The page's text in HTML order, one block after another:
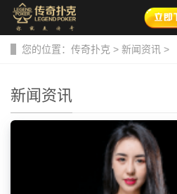
您的位置： 传奇扑克 > 新闻资讯 >
新闻资讯